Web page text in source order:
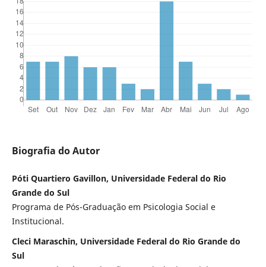
Biografia do Autor
Póti Quartiero Gavillon, Universidade Federal do Rio
Grande do Sul
Programa de Pós-Graduação em Psicologia Social e
Institucional.
Cleci Maraschin, Universidade Federal do Rio Grande do
Sul